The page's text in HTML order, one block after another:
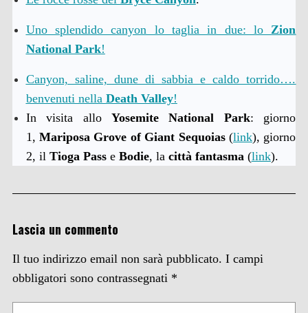
Uno splendido canyon lo taglia in due: loZion
National Park!
Canyon, saline, dune di sabbia e caldo torrido….
benvenuti nella Death Valley!
In visita allo Yosemite National Park: giorno
1,Mariposa Grove of Giant Sequoias(link), giorno
2, il Tioga Passe Bodie, la città fantasma(link).
Lascia un commento
Il tuo indirizzo email non sarà pubblicato. I campi
obbligatori sono contrassegnati *